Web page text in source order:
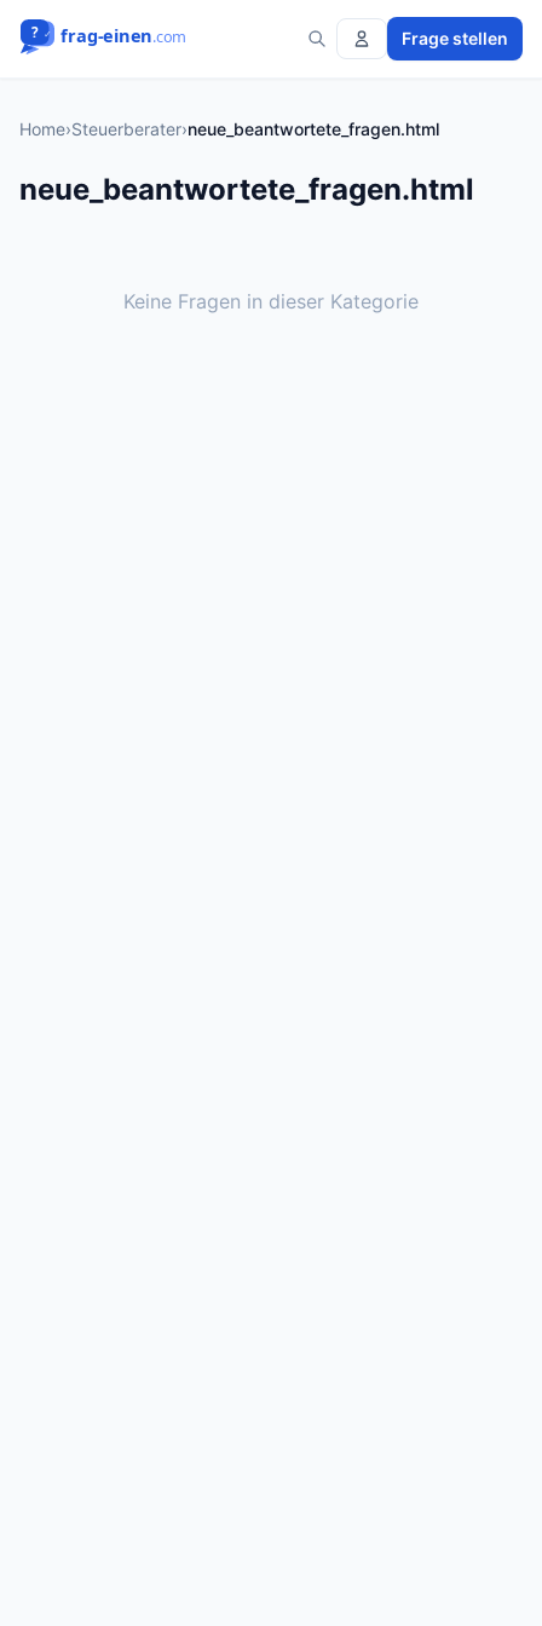
Frage stellen
Home›Steuerberater›neue_beantwortete_fragen.html
neue_beantwortete_fragen.html
Keine Fragen in dieser Kategorie